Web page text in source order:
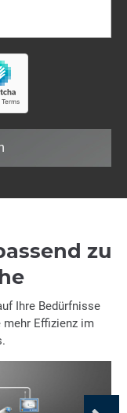
zu
Ihre Bedürfnisse
mehr Effizienz im